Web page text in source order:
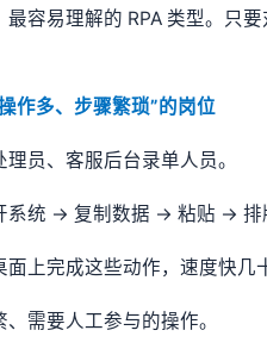
容易理解的 RPA 类型。只
作多、步骤繁琐”的岗位
员、客服后台录单人员。
系统 → 复制数据 → 粘贴 → 排
上完成这些动作，速度快几
需要人工参与的操作。